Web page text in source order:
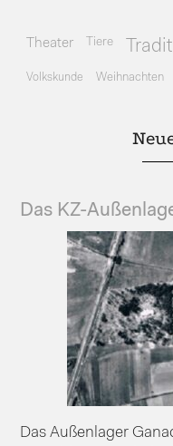
Theater Tiere
Volkskunde Weihnachten
Das KZ-
Das Außenlager